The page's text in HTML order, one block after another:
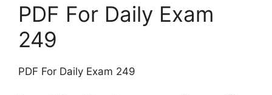
PDF For Daily Exam
249
PDF For Daily Exam 249